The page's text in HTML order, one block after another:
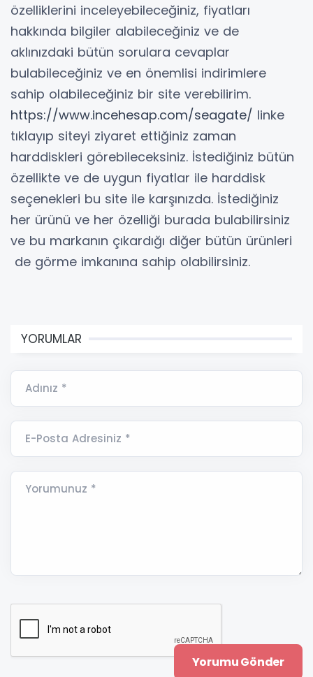
özelliklerini inceleyebileceğiniz, fiyatları
hakkında bilgiler alabileceğiniz ve de
aklınızdaki bütün sorulara cevaplar
bulabileceğiniz ve en önemlisi indirimlere
sahip olabileceğiniz bir site verebilirim.
https://www.incehesap.com/seagate/ linke
tıklayıp siteyi ziyaret ettiğiniz zaman
harddiskleri görebileceksiniz. İstediğiniz bütün
özellikte ve de uygun fiyatlar ile harddisk
seçenekleri bu site ile karşınızda. İstediğiniz
her ürünü ve her özelliği burada bulabilirsiniz
ve bu markanın çıkardığı diğer bütün ürünleri
de görme imkanına sahip olabilirsiniz.
YORUMLAR
Adınız *
E-Posta Adresiniz *
Yorumunuz *